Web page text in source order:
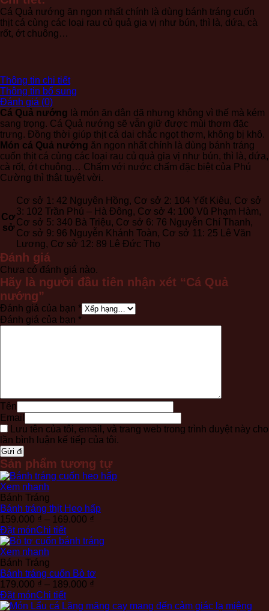
số
lượng
Cá Quả nướng ăn ngon nhất chính là dùng bánh tráng cuốn
thịt cá cùng các loại rau củ quả gia vị như bún, thì là, dứa, cà
rốt, ớt chuông…
Thông tin chi tiết
Thông tin bổ sung
Đánh giá (0)
Cá Quả nướng là món ăn dân dã nhưng không vì thế mà kém
sang trọng. Cá Quả nướng sẽ vẫn giữ được mùi thơm đặc
trưng. Đồng thời giúp thịt cá dai chắc ngọt thơm, không bị khô.
Món cá Quả nướng ăn ngon nhất chính là dùng bánh tráng
cuốn thịt cá cùng các loại rau củ quả gia vị như bún, thì là, dứa,
cà rốt, ớt chuông… Chấm với nước chấm đặc biệt của Phú
Cường thì thật tuyệt vời.
Cơ
sở
Cơ sở 1: 42 Nguyên Hồng, Cơ sở 2: 104 Yết Kiêu, Cơ sở
3: 102 Trần Phú – Hà Đông, Cơ sở 4: 100 Vũ Phạm Hàm,
Cơ sở 5: 340 Bà Triệu, Cơ sở 6: 76 Nguyễn Chí Thanh,
Cơ sở 9: 96 Nguyễn Khánh Toàn, Cơ sở 11: 25 Lê Văn
Lương, Cơ sở 12: 89 Lê Đức Thọ
Đánh giá
Chưa có đánh giá nào.
Hãy là người đầu tiên nhận xét “Cá Quả
nướng”
Đánh giá của bạn *
Đánh giá của bạn *
Tên
Email
Lưu tên của tôi, email, và trang web trong trình duyệt này cho
lần bình luận kế tiếp của tôi.
Sản phẩm tương tự
Xem nhanh
Bánh Tráng
Bánh tráng thịt Heo hấp
159.000 ₫ – 169.000 ₫
từ
169.000 ₫
Đặt mónChi tiết
Xem nhanh
Bánh Tráng
Bánh tráng cuốn Bò tơ
179.000 ₫ – 189.000 ₫
từ
Đặt mónChi tiết